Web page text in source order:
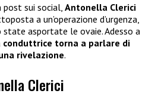
post sui social, Antonella Clerici
a un’operazione d’urgenza,
asportate le ovaie. Adesso a
conduttrice torna a parlare di
rivelazione.
Clerici